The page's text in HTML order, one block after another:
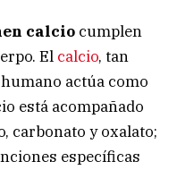
calcio cumplen
El calcio, tan
actúa como
está acompañado
carbonato y oxalato;
específicas